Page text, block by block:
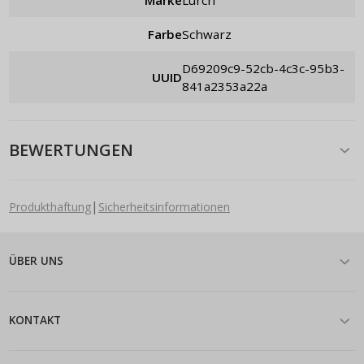
Farbe schwarz
UUID
d69209c9-52cb-4c3c-95b3-
841a2353a22a
BEWERTUNGEN
Produkthaftung| Sicherheitsinformationen
ÜBER UNS
KONTAKT